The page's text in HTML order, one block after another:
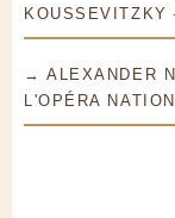
KOUSSEVITZKY
→ ALEXANDER
L'OPÉRA